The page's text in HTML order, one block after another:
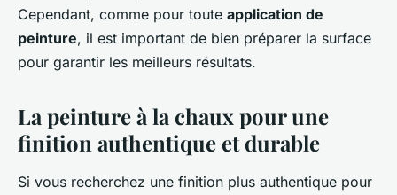
Cependant, comme pour toute application de
peinture, il est important de bien préparer la surface
pour garantir les meilleurs résultats.
La peinture à la chaux pour une
finition authentique et durable
Si vous recherchez une finition plus authentique pour